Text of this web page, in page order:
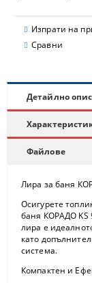
Изпрати на
Сравни
Детайлно
Файлове
Лира за баня
Осигурете
баня КОРАДО KS
лира е
като
система.
Компактен и